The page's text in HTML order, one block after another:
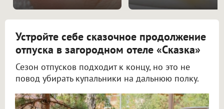
Устройте себе сказочное продолжение
отпуска в загородном отеле «Сказка»
Сезон отпусков подходит к концу, но это не
повод убирать купальники на дальнюю полку.